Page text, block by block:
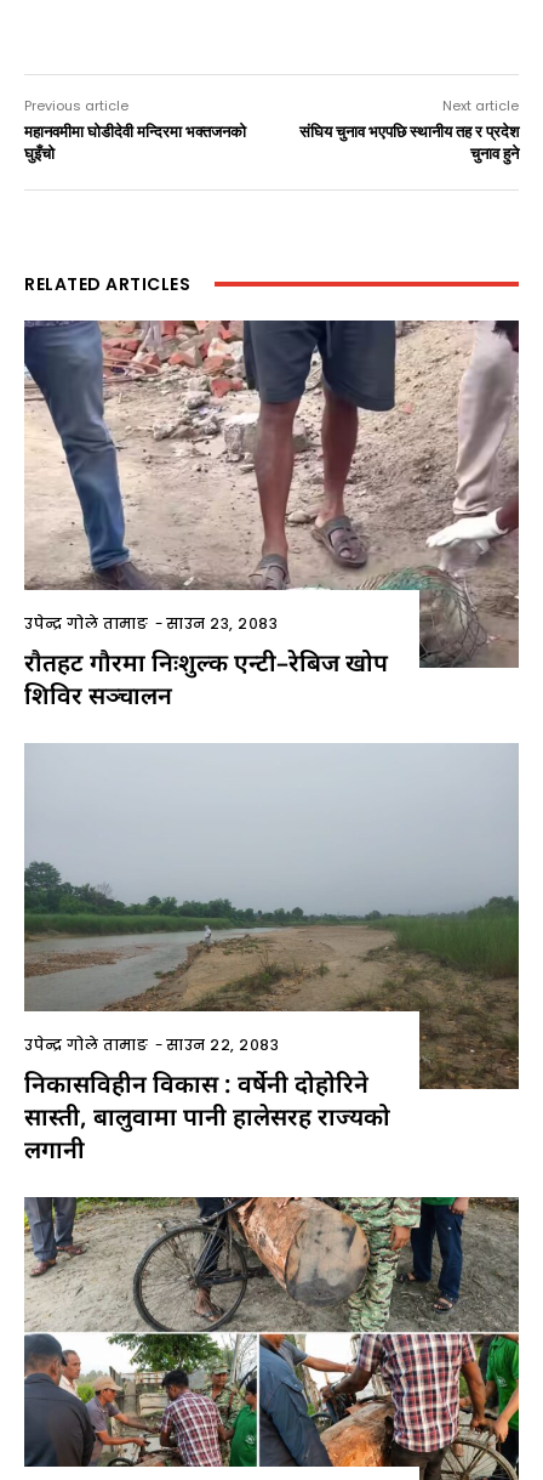
Previous article
महानवमीमा घोडीदेवी मन्दिरमा भक्तजनको
घुइँचो
Next article
संघिय चुनाव भएपछि स्थानीय तह र प्रदेश
चुनाव हुने
RELATED ARTICLES
उपेन्द्र गोले तामाङ -साउन २३, २०८३
राैतहट गौरमा निःशुल्क एन्टी–रेबिज खोप
शिविर सञ्चालन
उपेन्द्र गोले तामाङ -साउन २२, २०८३
निकासविहीन विकास : वर्षेनी दोहोरिने
सास्ती, बालुवामा पानी हालेसरह राज्यको
लगानी